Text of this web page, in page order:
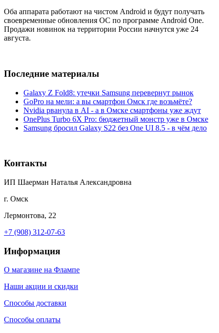
Оба аппарата работают на чистом Android и будут получать
своевременные обновления ОС по программе Android One.
Продажи новинок на территории России начнутся уже 24
августа.
Последние материалы
Galaxy Z Fold8: утечки Samsung перевернут рынок
GoPro на мели: а вы смартфон Омск где возьмёте?
Nvidia рванула в AI - а в Омске смартфоны уже ждут
OnePlus Turbo 6X Pro: бюджетный монстр уже в Омске
Samsung бросил Galaxy S22 без One UI 8.5 - в чём дело
Контакты
ИП Шаерман Наталья Александровна
г. Омск
Лермонтова, 22
+7 (908) 312-07-63
Информация
О магазине на Флампе
Наши акции и скидки
Способы доставки
Способы оплаты